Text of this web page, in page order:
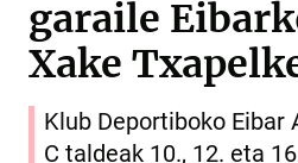
garaile
Xake
Klub Deportiboko Eibar
C taldeak 10., 12. eta